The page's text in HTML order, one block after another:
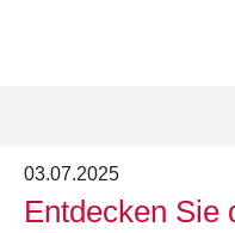
03.07.2025
Entdecken Sie